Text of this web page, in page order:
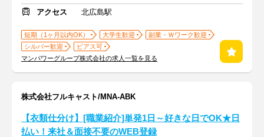
アクセス
北広島駅
短期（1ヶ月以内OK） 大学生歓迎
副業・Ｗワーク歓迎
シルバー歓迎
ピアス可
マンパワーグループ株式会社の求人一覧を見る
株式会社フルキャスト/MNA-ABK
【衣類仕分け】[職業紹介]単発1日～好きな日でOK★日
払い！来社＆面接不要のWEB登録